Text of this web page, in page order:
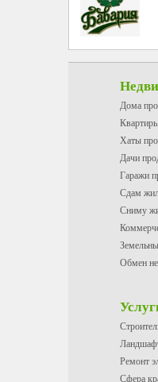
Дома
Хаты
Дачи
Гаражи
Сдам
Сниму
Обмен
Ремонт
Сфера